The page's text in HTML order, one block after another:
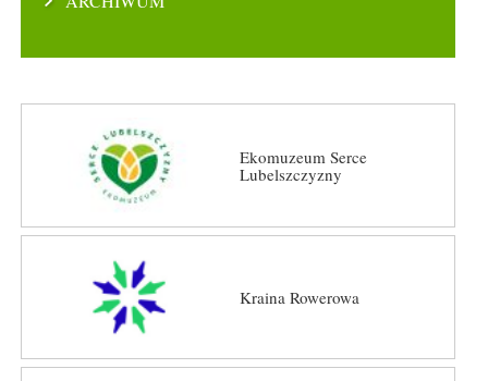
Ekomuzeum Serce
Lubelszczyzny
Kraina Rowerowa